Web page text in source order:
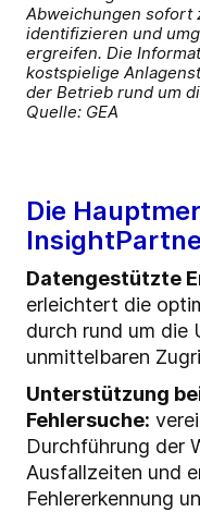
Abweichungen sofort
identifizieren und
ergreifen. Die
kostspielige
der Betrieb rund um
Quelle: GEA
Die
Datengestützte
erleichtert die
durch rund um die
unmittelbaren
Unterstützung
Fehlersuche:
Durchführung der
Ausfallzeiten und
Fehlererkennung